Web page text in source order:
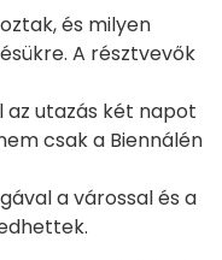
és milyen
A résztvevők
utazás két napot
csak a Biennálén
a várossal és a